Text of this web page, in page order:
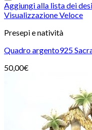
Aggiungi alla lista dei
Visualizzazione Veloce
Presepi e natività
Quadro argento925
50,00€